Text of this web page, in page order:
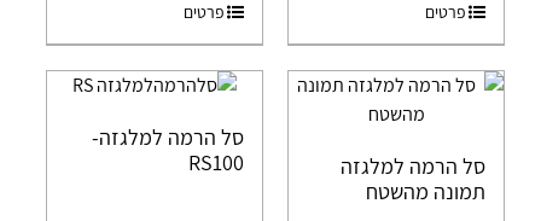
פרטים פרטים
סל הרמה למלגזה
תמונה מהשטח
סל הרמה למלגזה-
RS100